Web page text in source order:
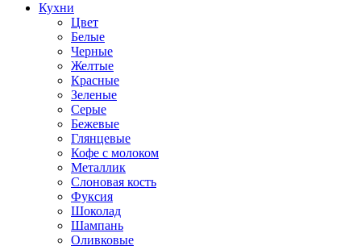
Кухни
Цвет
Белые
Черные
Желтые
Красные
Зеленые
Серые
Бежевые
Глянцевые
Кофе с молоком
Металлик
Слоновая кость
Фуксия
Шоколад
Шампань
Оливковые